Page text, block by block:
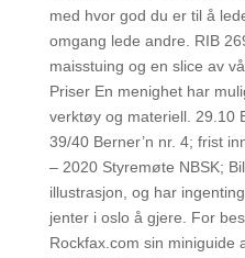
med hvor god du er til å
omgang lede andre. RIB
maisstuing og en slice av
Priser En menighet har
verktøy og materiell. 29.10
39/40 Berner’n nr. 4; frist
– 2020 Styremøte NBSK;
illustrasjon, og har
jenter i oslo å gjere. For
Rockfax.com sin miniguide